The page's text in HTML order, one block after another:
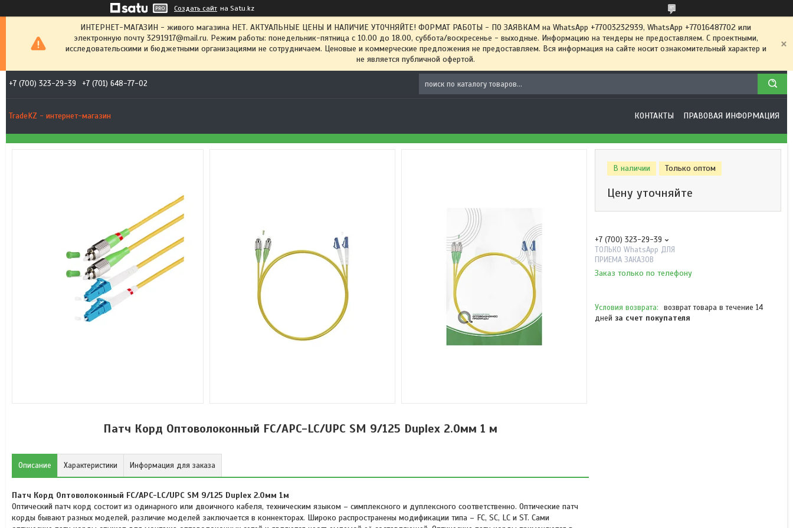
Создать сайт на Satu.kz
ИНТЕРНЕТ-МАГАЗИН - живого магазина НЕТ. АКТУАЛЬНЫЕ ЦЕНЫ И НАЛИЧИЕ УТОЧНЯЙТЕ! ФОРМАТ РАБОТЫ - ПО ЗАЯВКАМ на WhatsApp +77003232939, WhatsApp +77016487702 или
электронную почту 3291917@mail.ru. Режим работы: понедельник-пятница с 10.00 до 18.00, суббота/воскресенье - выходные. Информацию на тендеры не предоставляем. С проектными,
исследовательскими и бюджетными организациями не сотрудничаем. Ценовые и коммерческие предложения не предоставляем. Вся информация на сайте носит ознакомительный характер и
не является публичной офертой.
+7 (700) 323-29-39 +7 (701) 648-77-02
TradeKZ - интернет-магазин КОНТАКТЫ ПРАВОВАЯ ИНФОРМАЦИЯ
Патч Корд Оптоволоконный FC/APC-LC/UPC SM 9/125 Duplex 2.0мм 1 м
Описание Характеристики Информация для заказа
Патч Корд Оптоволоконный FC/APC-LC/UPC SM 9/125 Duplex 2.0мм 1м
Оптический патч корд состоит из одинарного или двоичного кабеля, техническим языком – симплексного и дуплексного соответственно. Оптические патч
корды бывают разных моделей, различие моделей заключается в коннекторах. Широко распространены модификации типа – FC, SC, LC и ST. Сами
В наличии Только оптом
Цену уточняйте
+7 (700) 323-29-39
ТОЛЬКО WhatsApp ДЛЯ
ПРИЕМА ЗАКАЗОВ
Заказ только по телефону
возврат товара в течение 14
дней за счет покупателя